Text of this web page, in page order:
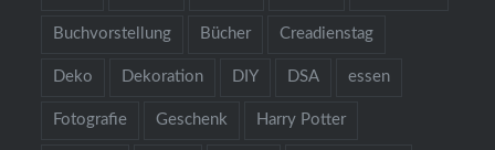
Buchvorstellung Bücher Creadienstag
Deko Dekoration DIY DSA essen
Fotografie Geschenk Harry Potter